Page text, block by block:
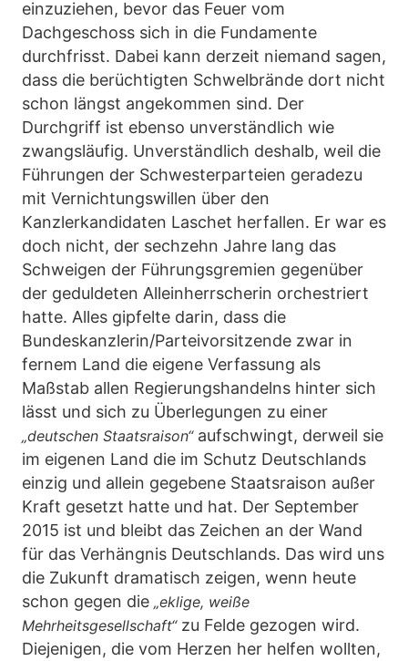
einzuziehen, bevor das Feuer vom
Dachgeschoss sich in die Fundamente
durchfrisst. Dabei kann derzeit niemand sagen,
dass die berüchtigten Schwelbrände dort nicht
schon längst angekommen sind. Der
Durchgriff ist ebenso unverständlich wie
zwangsläufig. Unverständlich deshalb, weil die
Führungen der Schwesterparteien geradezu
mit Vernichtungswillen über den
Kanzlerkandidaten Laschet herfallen. Er war es
doch nicht, der sechzehn Jahre lang das
Schweigen der Führungsgremien gegenüber
der geduldeten Alleinherrscherin orchestriert
hatte. Alles gipfelte darin, dass die
Bundeskanzlerin/Parteivorsitzende zwar in
fernem Land die eigene Verfassung als
Maßstab allen Regierungshandelns hinter sich
lässt und sich zu Überlegungen zu einer
„deutschen Staatsraison“aufschwingt, derweil sie
im eigenen Land die im Schutz Deutschlands
einzig und allein gegebene Staatsraison außer
Kraft gesetzt hatte und hat. Der September
2015 ist und bleibt das Zeichen an der Wand
für das Verhängnis Deutschlands. Das wird uns
die Zukunft dramatisch zeigen, wenn heute
schon gegen die „eklige, weiße
Mehrheitsgesellschaft“zu Felde gezogen wird.
Diejenigen, die vom Herzen her helfen wollten,